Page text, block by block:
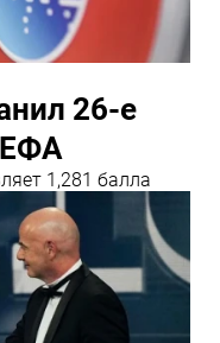
26-е
1,281 балла